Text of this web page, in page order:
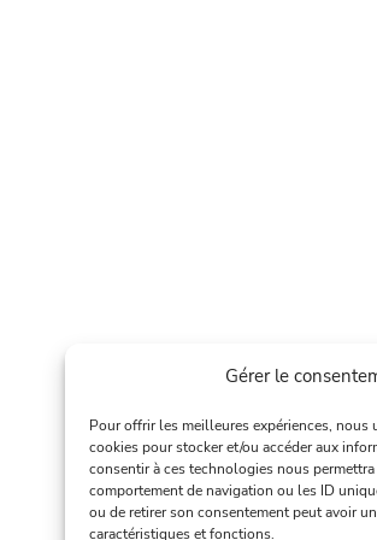
Gérer le
Pour offrir les meilleures expériences,
cookies pour stocker et/ou accéder aux
consentir à ces technologies nous
comportement de navigation ou les ID
ou de retirer son consentement peut avoir
caractéristiques et fonctions.